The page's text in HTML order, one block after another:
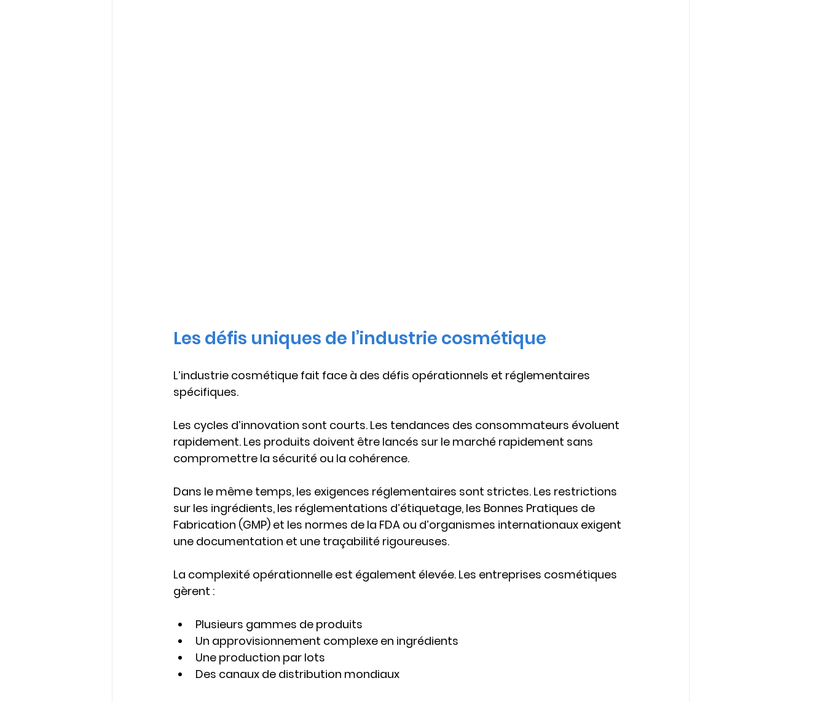
Les défis uniques de l’industrie cosmétique
L’industrie cosmétique fait face à des défis opérationnels et réglementaires
spécifiques.
Les cycles d’innovation sont courts. Les tendances des consommateurs évoluent
rapidement. Les produits doivent être lancés sur le marché rapidement sans
compromettre la sécurité ou la cohérence.
Dans le même temps, les exigences réglementaires sont strictes. Les restrictions
sur les ingrédients, les réglementations d’étiquetage, les Bonnes Pratiques de
Fabrication (GMP) et les normes de la FDA ou d’organismes internationaux exigent
une documentation et une traçabilité rigoureuses.
La complexité opérationnelle est également élevée. Les entreprises cosmétiques
gèrent :
Plusieurs gammes de produits
Un approvisionnement complexe en ingrédients
Une production par lots
Des canaux de distribution mondiaux